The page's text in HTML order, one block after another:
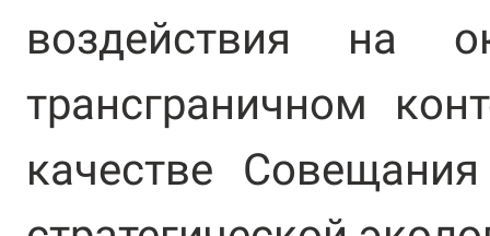
воздействия на
трансграничном
качестве